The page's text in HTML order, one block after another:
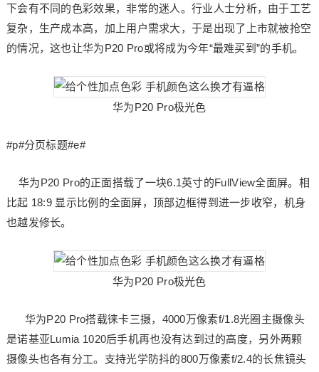
下会有不同的色彩效果，非常的迷人。行业人士分析，由于工艺
复杂，生产成本高，加上用户需求大，于是出现了上市就被抢空
的情况，这也让华为P20 Pro或将成为今年“最难买到”的手机。
华为P20 Pro极光色
#p#分页标题#e#
华为P20 Pro的正面搭载了一块6.1英寸的FullView全面屏。相
比起 18:9 显示比例的全面屏，顶部边框得到进一步收窄，机身
也越发修长。
华为P20 Pro极光色
华为P20 Pro搭载徕卡三摄，4000万像素f/1.8光圈主摄像头
是诺基亚Lumia 1020后手机再也没有达到过的高度，另外两颗
摄像头也各有分工。支持光学防抖的800万像素f/2.4的长焦镜头